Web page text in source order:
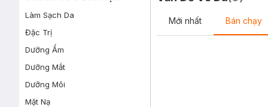
Làm Sạch Da
Đặc Trị
Dưỡng Ẩm
Dưỡng Mắt
Dưỡng Môi
Mặt Nạ
Mới nhất Bán chạy